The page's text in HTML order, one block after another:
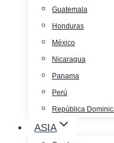
Guatemala
Honduras
México
Nicaragua
Panama
Perú
República
ASIA